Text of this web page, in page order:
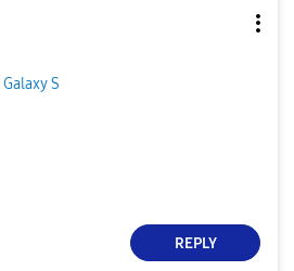
Galaxy S
REPLY